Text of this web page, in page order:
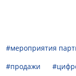
#мероприятия
#продажи